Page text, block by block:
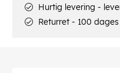
Hurtig levering -
Returret - 100